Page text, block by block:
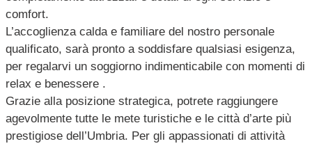
comfort.
L’accoglienza calda e familiare del nostro personale
qualificato, sarà pronto a soddisfare qualsiasi esigenza,
per regalarvi un soggiorno indimenticabile con momenti di
relax e benessere .
Grazie alla posizione strategica, potrete raggiungere
agevolmente tutte le mete turistiche e le città d’arte più
prestigiose dell’Umbria. Per gli appassionati di attività